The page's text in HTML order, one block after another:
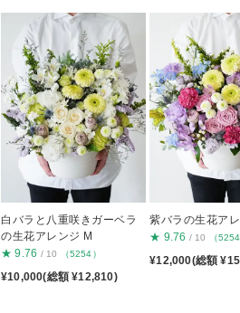
白バラと八重咲きガーベラ
の生花アレンジ M
★ 9.76 / 10 （5254）
¥10,000(総額 ¥12,810)
紫バラの生花ア
★ 9.76 / 10 （
¥12,000(総額